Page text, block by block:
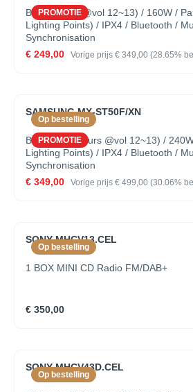
PROMOTIE
Battery (12h @vol 12~13) / 160W /
Lighting Points) / IPX4 / Bluetooth /
Synchronisation
€ 249,00
Vorige prijs € 349,00 (28.65%
Op bestelling
PROMOTIE
SAMSUNG MX-ST50F/XN
Battery (18 hours @vol 12~13) /
Lighting Points) / IPX4 / Bluetooth /
Synchronisation
€ 349,00
Vorige prijs € 499,00 (30.06%
Op bestelling
SONY MHCV13.CEL
1 BOX MINI CD Radio FM/DAB+
€ 350,00
Op bestelling
SONY MHCV43D.CEL